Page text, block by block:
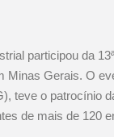
participou da
Minas Gerais. O
teve o patrocínio
de mais de 120